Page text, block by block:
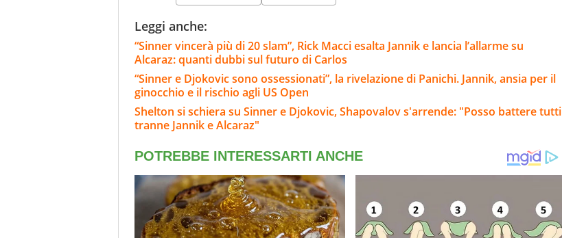
Leggi anche:
“Sinner vincerà più di 20 slam”, Rick Macci esalta Jannik e lancia l’allarme su
Alcaraz: quanti dubbi sul futuro di Carlos
“Sinner e Djokovic sono ossessionati”, la rivelazione di Panichi. Jannik, ansia per il
ginocchio e il rischio agli US Open
Shelton si schiera su Sinner e Djokovic, Shapovalov s'arrende: "Posso battere tutti
tranne Jannik e Alcaraz"